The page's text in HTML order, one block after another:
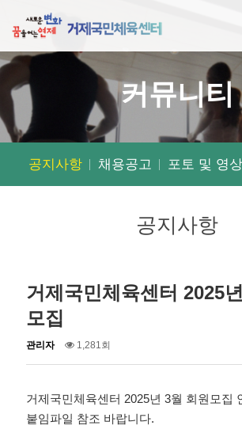
커뮤니티
공지사항 채용공고 포토 및 영상
공지사항
거제국민체육센터 2025
모집
작
관리자
조 1,281회
거제국민체육센터 2025년 3월 회원모집
붙임파일 참조 바랍니다.